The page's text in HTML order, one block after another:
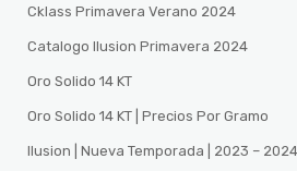
Cklass Primavera Verano 2024
Catalogo Ilusion Primavera 2024
Oro Solido 14 KT
Oro Solido 14 KT | Precios Por Gramo
Ilusion | Nueva Temporada | 2023 – 2024